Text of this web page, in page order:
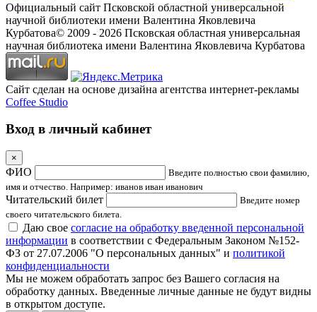
Официальный сайт Псковской областной универсальной
научной библиотеки имени Валентина Яковлевича
Курбатова© 2009 - 2026 Псковская областная универсальная
научная библиотека имени Валентина Яковлевича Курбатова
Сайт сделан на основе дизайна агентства интернет-рекламы
Coffee Studio
Вход в личный кабинет
×
ФИО
Введите полностью свои фамилию,
имя и отчество. Например: иванов иван иванович
Читательский билет
Введите номер
своего читательского билета.
Даю свое согласие на обработку введенной персональной
информации в соответствии с Федеральным Законом №152-
ФЗ от 27.07.2006 "О персональных данных" и политикой
конфиденциальности
Мы не можем обработать запрос без Вашего согласия на
обработку данных. Введенные личные данные не будут видны
в открытом доступе.